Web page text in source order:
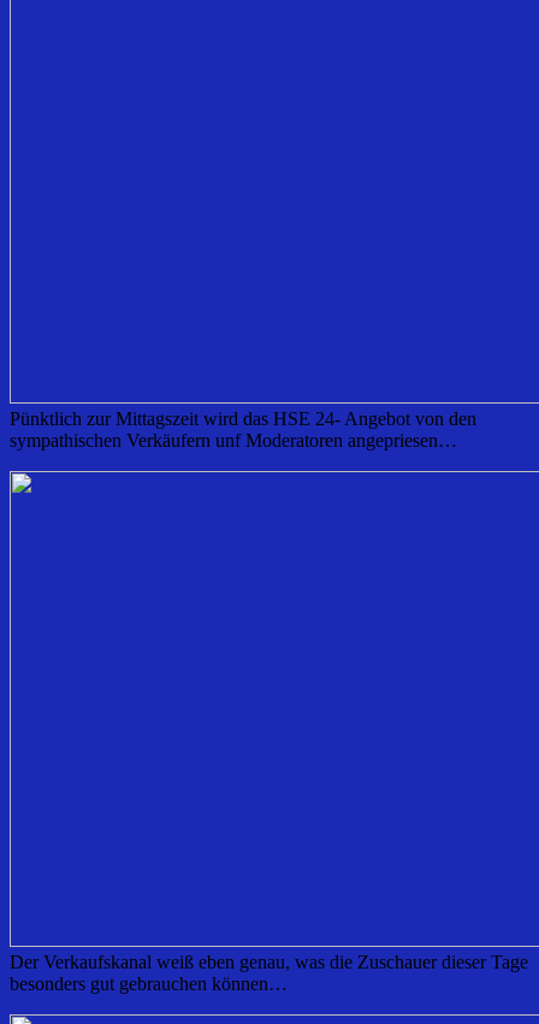
​Pünktlich zur Mittagszeit wird das HSE 24- Angebot von den
sympathischen Verkäufern unf Moderatoren angepriesen…
​Der Verkaufskanal weiß eben genau, was die Zuschauer dieser Tage
besonders gut gebrauchen können…